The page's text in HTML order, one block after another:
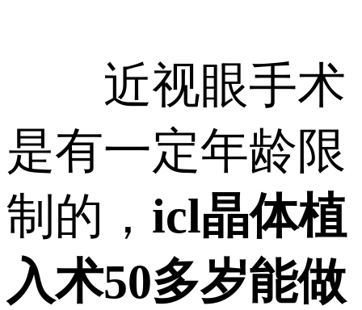
近视眼手术
是有一定年龄限
制的， icl晶体植
入术50多岁能做